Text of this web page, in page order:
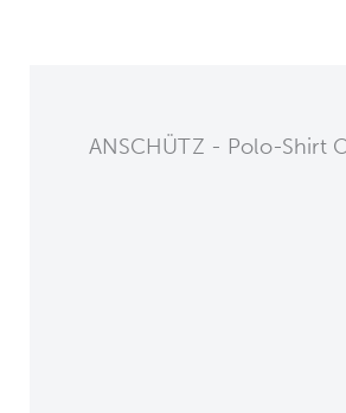
ANSCHÜTZ - Polo-Shirt